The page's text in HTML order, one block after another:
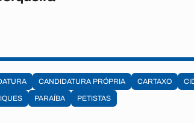
CANDIDATURA PRÓPRIA CARTAXO
PARAÍBA PETISTAS